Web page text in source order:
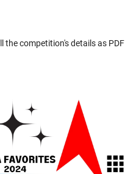
the competition's details as PDF